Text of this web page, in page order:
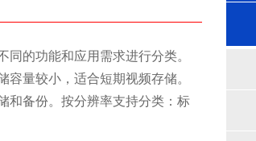
同的功能和应用需求进行分类。
量较小，适合短期视频存储。
和备份。按分辨率支持分类：标